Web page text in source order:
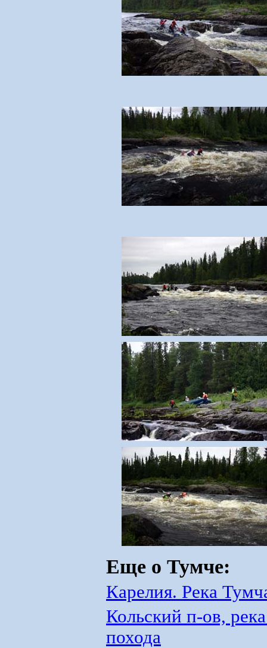
Еще о Тумче:
Карелия. Река
Кольский п-ов,
похода